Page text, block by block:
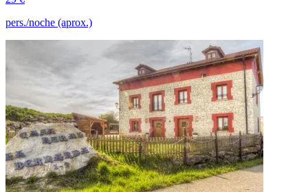
pers./noche (aprox.)